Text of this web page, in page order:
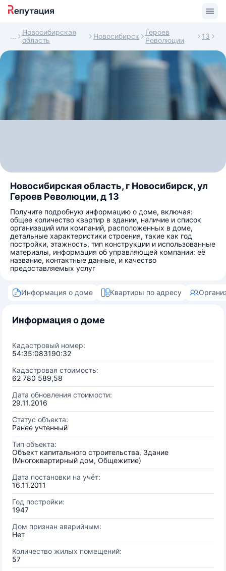
Новосибирская
область
Новосибирск
Героев
Революции
13
Новосибирская область, г Новосибирск, ул
Героев Революции, д 13
Получите подробную информацию о доме, включая:
общее количество квартир в здании, наличие и список
организаций или компаний, расположенных в доме,
детальные характеристики строения, такие как год
постройки, этажность, тип конструкции и использованные
материалы, информация об управляющей компании: её
название, контактные данные, и качество
предоставляемых услуг
Информация о доме Квартиры по адресу
Информация о доме
Кадастровый номер:
54:35:083190:32
Кадастровая стоимость:
62 780 589,58
Дата обновления стоимости:
29.11.2016
Статус объекта:
Ранее учтенный
Тип объекта:
Объект капитального строительства, Здание
(Многоквартирный дом, Общежитие)
Дата постановки на учёт:
16.11.2011
Год постройки:
1947
Дом признан аварийным:
Нет
Количество жилых помещений:
57